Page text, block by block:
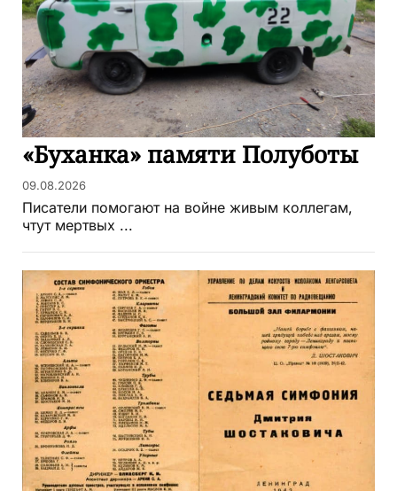
«Буханка» памяти Полуботы
09.08.2026
Писатели помогают на войне живым коллегам,
чтут мертвых ...